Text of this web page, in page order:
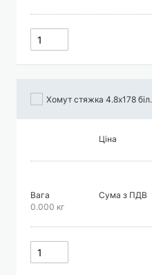
Хомут стяжка 4.8х178 біл.
Ціна
Вага
0.000 кг
Сума з ПДВ